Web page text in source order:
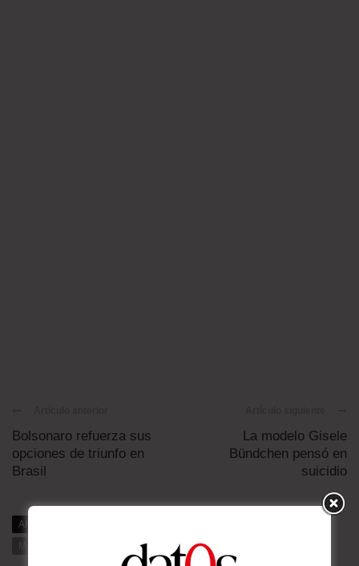
Bolsonaro refuerza sus
opciones de triunfo en
Brasil
La modelo Gisele
Bündchen pensó en
suicidio
ARTÍCULOS RELACIONADOS